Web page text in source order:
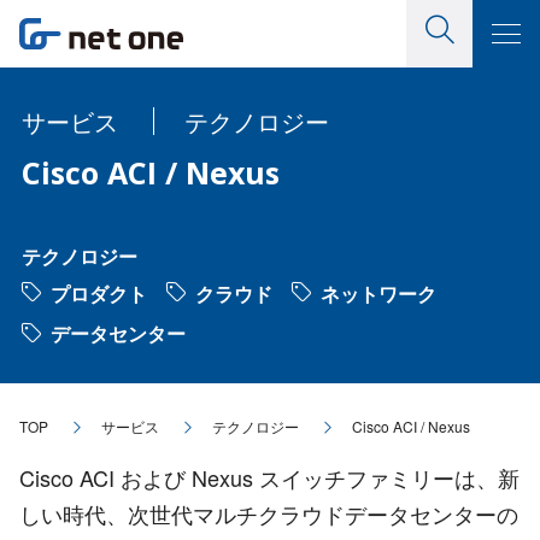
サービス テクノロジー
Cisco ACI / Nexus
テクノロジー
プロダクト
クラウド
ネットワーク
データセンター
TOP サービス テクノロジー Cisco ACI / Nexus
Cisco ACI および Nexus スイッチファミリーは、新
しい時代、次世代マルチクラウドデータセンターの